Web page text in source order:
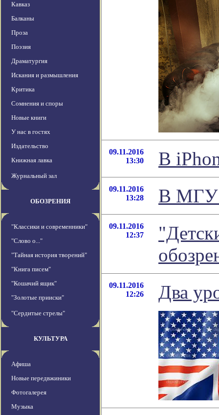
Кавказ
Балканы
Проза
Поэзия
Драматургия
Искания и размышления
Критика
Сомнения и споры
Новые книги
У нас в гостях
Издательство
Книжная лавка
Журнальный зал
ОБОЗРЕНИЯ
"Классики и современники"
"Слово о..."
"Тайная история творений"
"Книга писем"
"Кошачий ящик"
"Золотые прииски"
"Сердитые стрелы"
КУЛЬТУРА
Афиша
Новые передвжиники
Фотогалерея
Музыка
09.11.2016
13:30
В
09.11.2016
13:28
В МГУ
09.11.2016
12:37
09.11.2016
12:26
Два